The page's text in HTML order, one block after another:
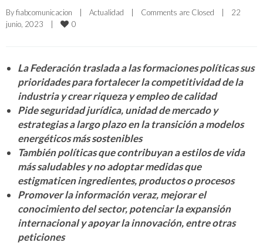
By fiabcomunicacion | Actualidad | Comments are Closed |
22
junio, 2023
| 0
La Federación traslada a las formaciones políticas sus
prioridades para fortalecer la competitividad de la
industria y crear riqueza y empleo de calidad
Pide seguridad jurídica, unidad de mercado y
estrategias a largo plazo en la transición a modelos
energéticos más sostenibles
También políticas que contribuyan a estilos de vida
más saludables y no adoptar medidas que
estigmaticen ingredientes, productos o procesos
Promover la información veraz, mejorar el
conocimiento del sector, potenciar la expansión
internacional y apoyar la innovación, entre otras
peticiones